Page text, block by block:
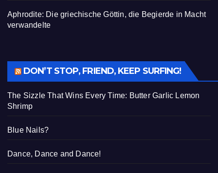
Aphrodite: Die griechische Göttin, die Begierde in Macht
verwandelte
DON’T STOP, FRIEND, KEEP SURFING!
The Sizzle That Wins Every Time: Butter Garlic Lemon
Shrimp
Blue Nails?
Dance, Dance and Dance!